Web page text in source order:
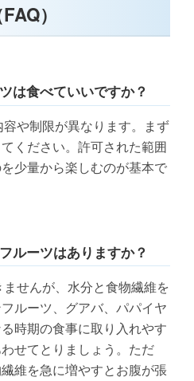
）
は食べていいですか？
や制限が異なります。まず
ください。許可された範囲
少量から楽しむのが基本で
ルーツはありますか？
せんが、水分と食物繊維を
ルーツ、グアバ、パパイヤ
時期の食事に取り入れやす
せてとりましょう。ただ
維を急に増やすとお腹が張